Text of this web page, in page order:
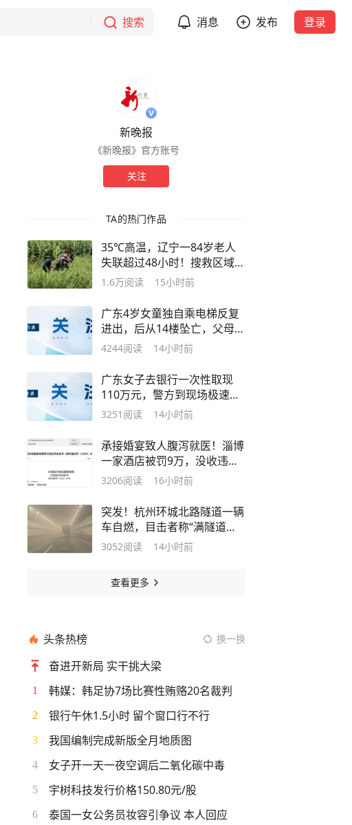
搜索 消息 发布 登录
新晚报
《新晚报》官方账号
关注
TA的热门作品
35℃高温，辽宁一84岁老人
失联超过48小时！搜救区域遍
布玉米地与大片芦苇荡，热成
的热源
1.6万阅读 15小时前
广东4岁女童独自乘电梯反复
进出，后从14楼坠亡，父母索
赔68万元，法院：父母担主
责
4244阅读 14小时前
广东女子去银行一次性取现
110万元，警方到现场极速拦
截，女子一开始拒不交代真实
3251 阅读 14小时前
承接婚宴致人腹泻就医！淄博
一家酒店被罚9万，没收违法
所得614.4元
3206阅读 16小时前
突发！杭州环城北路隧道一辆
车自燃，目击者称“满隧道都
是烟”，消防通报：已被扑
3052阅读 14小时前
查看更多
头条热榜 换一换
奋进开新局 实干挑大梁
1 韩媒：韩足协7场比赛性贿赂20名裁判
2 银行午休1.5小时 留个窗口行不行
3 我国编制完成新版全月地质图
4 女子开一天一夜空调后二氧化碳中毒
5 宇树科技发行价格150.80元/股
6 泰国一女公务员妆容引争议 本人回应